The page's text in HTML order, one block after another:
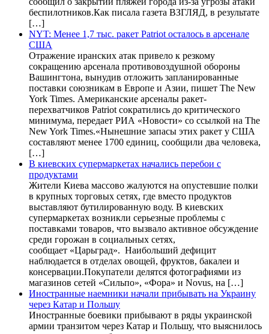
беспилотников.Как писала газета ВЗГЛЯД, в результате
[…]
NYT: Менее 1,7 тыс. ракет Patriot осталось в арсенале
США
Отражение иранских атак привело к резкому
сокращению арсенала противовоздушной обороны
Вашингтона, вынудив отложить запланированные
поставки союзникам в Европе и Азии, пишет The New
York Times. Американские арсеналы ракет-
перехватчиков Patriot сократились до критического
минимума, передает РИА «Новости» со ссылкой на The
New York Times.«Нынешние запасы этих ракет у США
составляют менее 1700 единиц, сообщили два человека,
[…]
В киевских супермаркетах начались перебои с
продуктами
Жители Киева массово жалуются на опустевшие полки
в крупных торговых сетях, где вместо продуктов
выставляют бутилированную воду. В киевских
супермаркетах возникли серьезные проблемы с
поставками товаров, что вызвало активное обсуждение
среди горожан в социальных сетях,
сообщает «Царьград». Наибольший дефицит
наблюдается в отделах овощей, фруктов, бакалеи и
консервации.Покупатели делятся фотографиями из
магазинов сетей «Сильпо», «Фора» и Novus, на […]
Иностранные наемники начали прибывать на Украину
через Катар и Польшу
Иностранные боевики прибывают в ряды украинской
армии транзитом через Катар и Польшу, что выяснилось